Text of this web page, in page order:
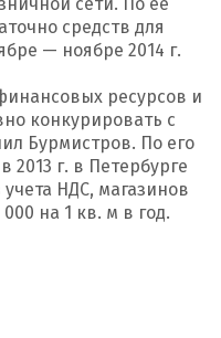
сети. По ее
средств для
— ноябре 2014 г.
ресурсов и
конкурировать с
Бурмистров. По его
2013 г. в Петербурге
НДС, магазинов
на 1 кв. м в год.